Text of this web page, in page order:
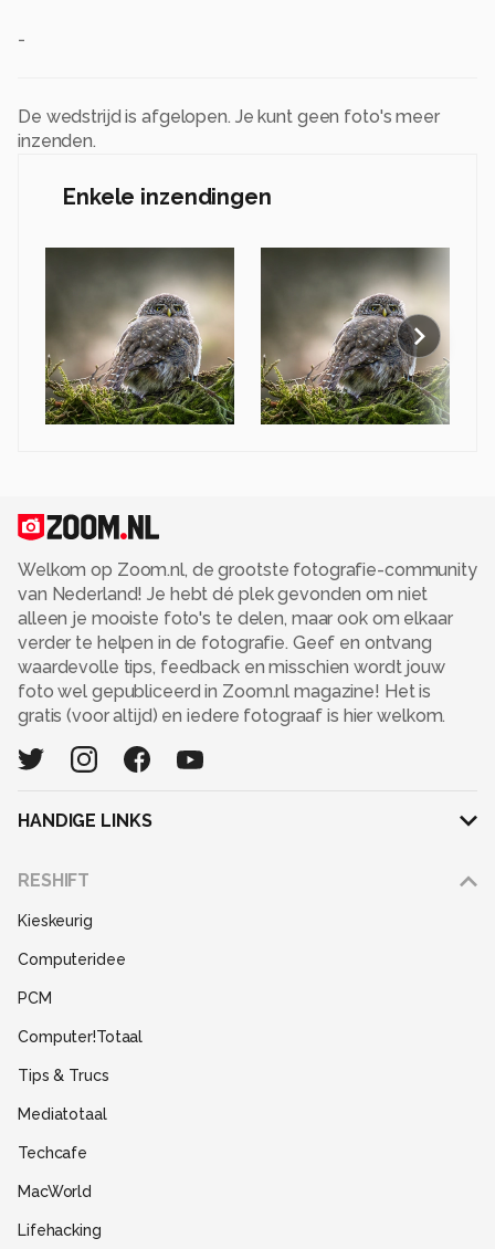
-
De wedstrijd is afgelopen. Je kunt geen foto's meer
inzenden.
Enkele inzendingen
Welkom op Zoom.nl, de grootste fotografie-community
van Nederland! Je hebt dé plek gevonden om niet
alleen je mooiste foto's te delen, maar ook om elkaar
verder te helpen in de fotografie. Geef en ontvang
waardevolle tips, feedback en misschien wordt jouw
foto wel gepubliceerd in Zoom.nl magazine! Het is
gratis (voor altijd) en iedere fotograaf is hier welkom.
HANDIGE LINKS
RESHIFT
Kieskeurig
Computeridee
PCM
Computer!Totaal
Tips & Trucs
Mediatotaal
Techcafe
MacWorld
Lifehacking